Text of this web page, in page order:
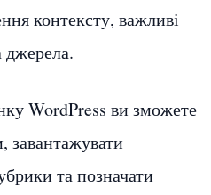
контексту, важливі
WordPress ви зможете
завантажувати
та позначати